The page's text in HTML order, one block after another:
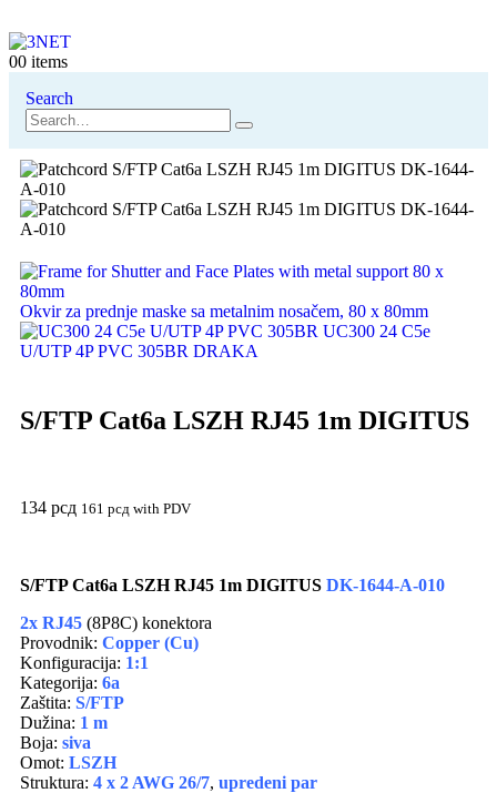
00 items
Search
Okvir za prednje maske sa metalnim nosačem, 80 x 80mm
UC300 24 C5e
U/UTP 4P PVC 305BR DRAKA
S/FTP Cat6a LSZH RJ45 1m DIGITUS
134 рсд 161 рсд with PDV
S/FTP Cat6a LSZH RJ45 1m DIGITUS DK-1644-A-010
2x RJ45 (8P8C) konektora
Provodnik: Copper (Cu)
Konfiguracija: 1:1
Kategorija: 6a
Zaštita: S/FTP
Dužina: 1 m
Boja: siva
Omot: LSZH
Struktura: 4 x 2 AWG 26/7, upredeni par